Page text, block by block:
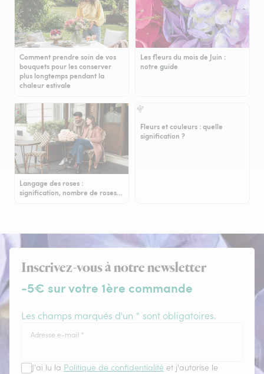
Comment prendre soin de vos
bouquets pour les conserver
plus longtemps pendant la
chaleur estivale
Les fleurs du mois de Juin :
notre guide
Langage des roses :
signification, nombre de roses…
Fleurs et couleurs : quelle
signification ?
Inscrivez-vous à notre newsletter
-5€ sur votre 1ère commande
Les champs marqués d'un * sont obligatoires.
Adresse e-mail *
J'ai lu la Politique de confidentialité et j'autorise le